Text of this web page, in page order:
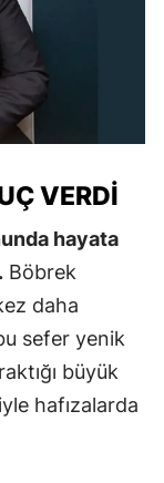
VERDI
hayata
Böbrek
daha
sefer yenik
büyük
hafızalarda